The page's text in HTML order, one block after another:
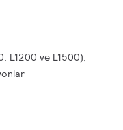
L1200 ve L1500),